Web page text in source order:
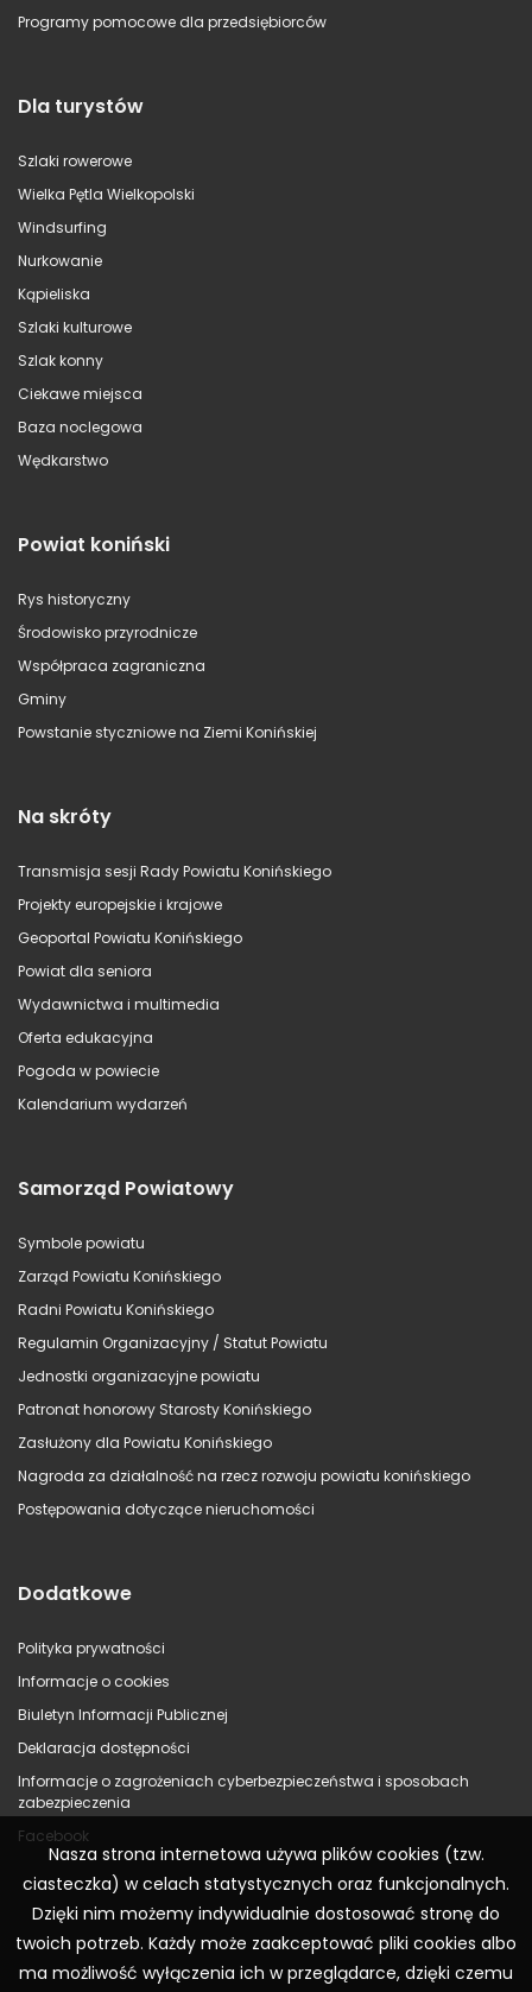
Programy pomocowe dla przedsiębiorców
Dla turystów
Szlaki rowerowe
Wielka Pętla Wielkopolski
Windsurfing
Nurkowanie
Kąpieliska
Szlaki kulturowe
Szlak konny
Ciekawe miejsca
Baza noclegowa
Wędkarstwo
Powiat koniński
Rys historyczny
Środowisko przyrodnicze
Współpraca zagraniczna
Gminy
Powstanie styczniowe na Ziemi Konińskiej
Na skróty
Transmisja sesji Rady Powiatu Konińskiego
Projekty europejskie i krajowe
Geoportal Powiatu Konińskiego
Powiat dla seniora
Wydawnictwa i multimedia
Oferta edukacyjna
Pogoda w powiecie
Kalendarium wydarzeń
Samorząd Powiatowy
Symbole powiatu
Zarząd Powiatu Konińskiego
Radni Powiatu Konińskiego
Regulamin Organizacyjny / Statut Powiatu
Jednostki organizacyjne powiatu
Patronat honorowy Starosty Konińskiego
Zasłużony dla Powiatu Konińskiego
Nagroda za działalność na rzecz rozwoju powiatu konińskiego
Postępowania dotyczące nieruchomości
Dodatkowe
Polityka prywatności
Informacje o cookies
Biuletyn Informacji Publicznej
Deklaracja dostępności
Informacje o zagrożeniach cyberbezpieczeństwa i sposobach
zabezpieczenia
Facebook
Nasza strona internetowa używa plików cookies (tzw.
ciasteczka) w celach statystycznych oraz funkcjonalnych.
Dzięki nim możemy indywidualnie dostosować stronę do
twoich potrzeb. Każdy może zaakceptować pliki cookies albo
ma możliwość wyłączenia ich w przeglądarce, dzięki czemu